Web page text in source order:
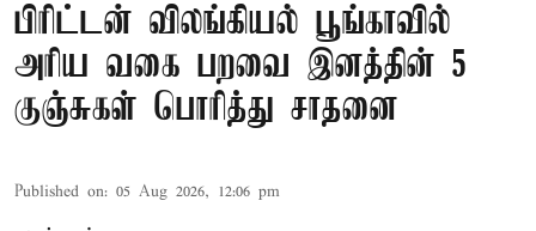
பிரிட்டன் விலங்கியல் பூங்காவில்
அரிய வகை பறவை இனத்தின் 5
குஞ்சுகள் பொரித்து சாதனை
Published on: 05 Aug 2026, 12:06 pm